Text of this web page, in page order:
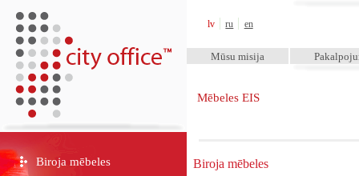
lv ru en
Mūsu misija
Mēbeles EIS
Biroja mēbeles
Biroja mēbeles